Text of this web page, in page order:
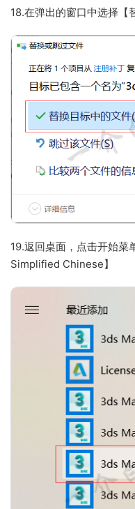
18.在弹出的窗口中选择【
19.返回桌面，点击开始
Simplified Chinese】